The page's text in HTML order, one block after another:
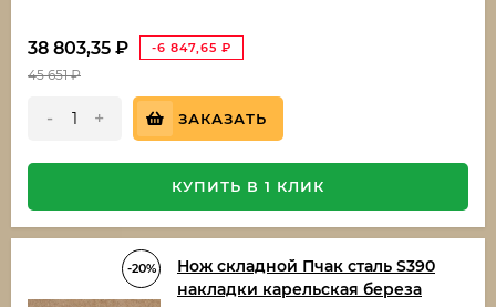
38 803,35 ₽ -6 847,65 ₽
45 651₽
- + ЗАКАЗАТЬ
КУПИТЬ В 1 КЛИК
-20%
Нож складной Пчак сталь S390
накладки карельская береза